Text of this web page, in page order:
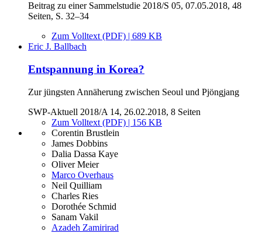
Beitrag zu einer Sammelstudie 2018/S 05, 07.05.2018, 48
Seiten, S. 32–34
Zum Volltext (PDF) | 689 KB
Eric J. Ballbach
Entspannung in Korea?
Zur jüngsten Annäherung zwischen Seoul und Pjöngjang
SWP-Aktuell 2018/A 14, 26.02.2018, 8 Seiten
Zum Volltext (PDF) | 156 KB
Corentin Brustlein
James Dobbins
Dalia Dassa Kaye
Oliver Meier
Marco Overhaus
Neil Quilliam
Charles Ries
Dorothée Schmid
Sanam Vakil
Azadeh Zamirirad